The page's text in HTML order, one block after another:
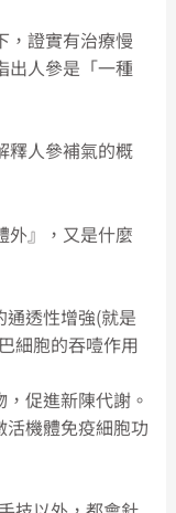
，證實有治療慢
出人參是「一種
釋人參補氣的概
外』，又是什麼
透性增強(就是
細胞的吞噎作用
促進新陳代謝。
機體免疫細胞功